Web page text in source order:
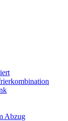
Abzug